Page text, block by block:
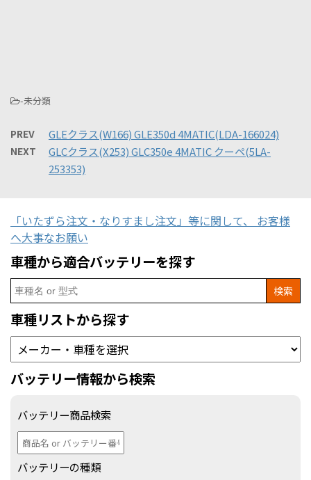
-未分類
PREV GLEクラス(W166) GLE350d 4MATIC(LDA-166024)
NEXT
GLCクラス(X253) GLC350e 4MATIC クーペ(5LA-
253353)
「いたずら注文・なりすまし注文」等に関して、 お客様
へ大事なお願い
車種から適合バッテリーを探す
Search
for:
車種リストから探す
バッテリー情報から検索
バッテリー商品検索
バッテリーの種類